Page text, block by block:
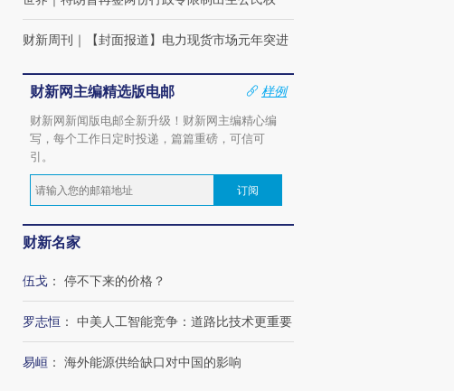
财新周刊 ｜ 【封面报道】电力现货市场元年突进
财新网主编精选版电邮
样例
财新网新闻版电邮全新升级！财新网主编精心编
写，每个工作日定时投递，篇篇重磅，可信可
引。
订阅
财新名家
伍戈 ： 停不下来的价格？
罗志恒 ： 中美人工智能竞争：道路比技术更重要
易峘 ： 海外能源供给缺口对中国的影响